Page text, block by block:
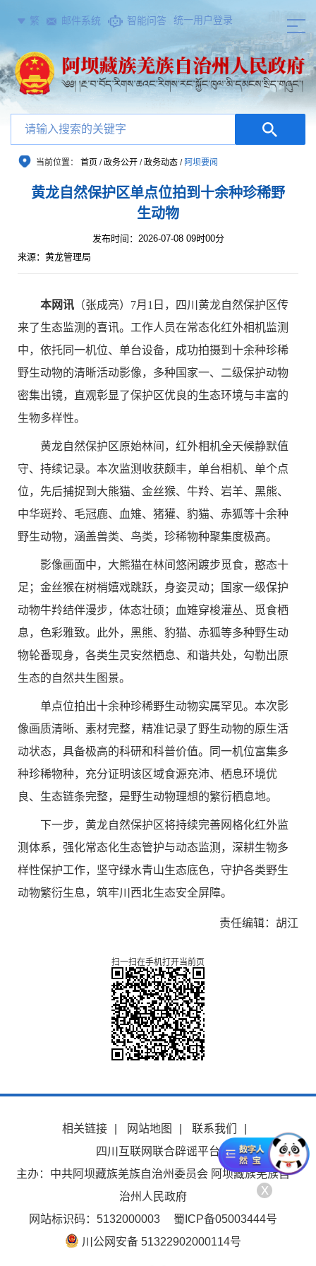
繁 邮件系统 智能问答 统一用户登录
当前位置： 首页 /政务公开 /政务动态 / 阿坝要闻
黄龙自然保护区单点位拍到十余种珍稀野
生动物
发布时间：2026-07-08 09时00分
来源：黄龙管理局
本网讯 （张成亮） 7月 1 日，四川黄龙自然保护区传
来了生态监测的喜讯。工作人员在常态化红外相机监测
中，依托同一机位、单台设备，成功拍摄到十余种珍稀
野生动物的清晰活动影像，多种国家一、二级保护动物
密集出镜，直观彰显了保护区优良的生态环境与丰富的
生物多样性。
黄龙自然保护区原始林间，红外相机全天候静默值
守、持续记录。本次监测收获颇丰，单台相机、单个点
位，先后捕捉到大熊猫、金丝猴、牛羚、岩羊、黑熊、
中华斑羚、毛冠鹿、血雉、猪獾、豹猫、赤狐等十余种
野生动物，涵盖兽类、鸟类，珍稀物种聚集度极高。
影像画面中，大熊猫在林间悠闲踱步觅食，憨态十
足；金丝猴在树梢嬉戏跳跃，身姿灵动；国家一级保护
动物牛羚结伴漫步，体态壮硕；血雉穿梭灌丛、觅食栖
息，色彩雅致。此外，黑熊、豹猫、赤狐等多种野生动
物轮番现身，各类生灵安然栖息、和谐共处，勾勒出原
生态的自然共生图景。
单点位拍出十余种珍稀野生动物实属罕见。本次影
像画质清晰、素材完整，精准记录了野生动物的原生活
动状态，具备极高的科研和科普价值。同一机位富集多
种珍稀物种，充分证明该区域食源充沛、栖息环境优
良、生态链条完整，是野生动物理想的繁衍栖息地。
下一步，黄龙自然保护区将持续完善网格化红外监
测体系，强化常态化生态管护与动态监测，深耕生物多
样性保护工作，坚守绿水青山生态底色，守护各类野生
动物繁衍生息，筑牢川西北生态安全屏障。
责任编辑：胡江
扫一扫在手机打开当前页
相关链接 网站地图 联系我们
四川互联网联合辟谣平台
主办：中共阿坝藏族羌族自治州委员会 阿坝藏族羌族自
治州人民政府
网站标识码：5132000003
蜀ICP备05003444号
川公网安备 51322902000114号
x